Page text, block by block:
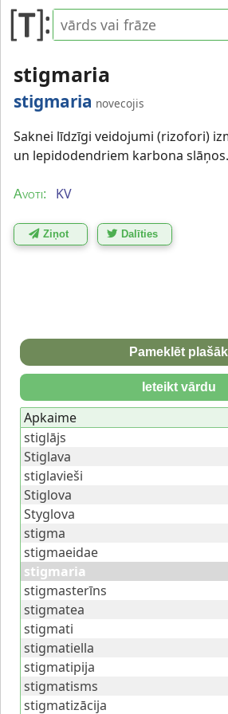
stigmaria
stigmaria novecojis
Saknei līdzīgi veidojumi (rizofori)
un lepidodendriem karbona slāņos.
Avoti: KV
Ziņot Dalīties
Pameklēt plašāk
Ieteikt vārdu
Apkaime
stiglājs
Stiglava
stiglavieši
Stiglova
Styglova
stigma
stigmaeidae
stigmaria
stigmasterīns
stigmatea
stigmati
stigmatiella
stigmatipija
stigmatisms
stigmatizācija